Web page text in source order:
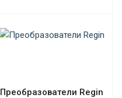
Преобразователи Regin